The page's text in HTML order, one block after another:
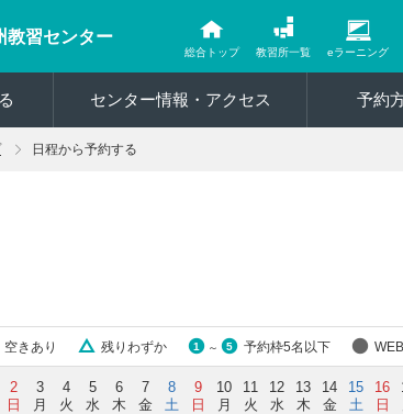
教習センター
総合トップ 教習所一覧 eラーニング
センター情報・アクセス 予約
日程から予約する
空きあり 残りわずか 1 ～ 5 予約枠5名以下
2
日
3
月
4
火
5
水
6
木
7
金
8
土
9
日
10
月
11
火
12
水
13
木
14
金
15
土
16
日